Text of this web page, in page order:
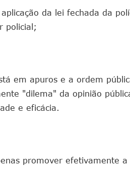
da lei fechada da
policial;
em apuros e a ordem
"dilema" da opinião
e eficácia.
promover efetivamente